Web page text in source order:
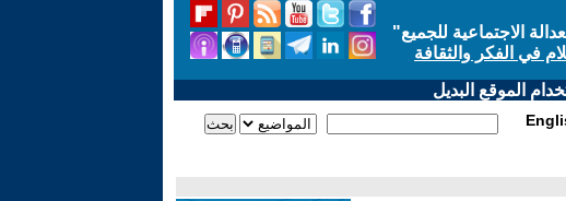
الاجتماعية للجميع"
في الفكر والثقافة
الموقع البديل